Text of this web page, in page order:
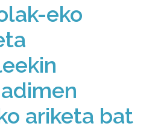
eko
ariketa bat